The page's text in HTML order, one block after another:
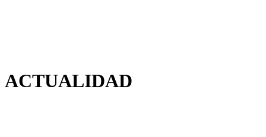
ACTUALIDAD